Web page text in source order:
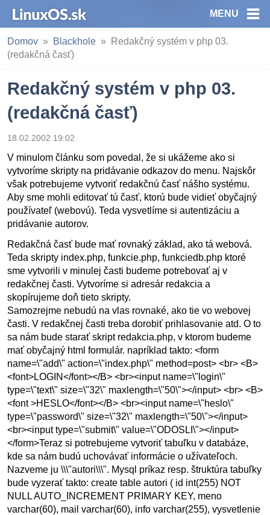
MENU
Domov Blackhole
Redakčný systém v php 03.
(redakčná časť)
Redakčný systém v php 03.
(redakčná časť)
18.02.2002 19:02
V minulom článku som povedal, že si ukážeme ako si
vytvoríme skripty na pridávanie odkazov do menu. Najskôr
však potrebujeme vytvoriť redakčnú časť nášho systému.
Aby sme mohli editovať tú časť, ktorú bude vidieť obyčajný
používateľ (webovú). Teda vysvetlíme si autentizáciu a
pridávanie autorov.
Redakčná časť bude mať rovnaký základ, ako tá webová.
Teda skripty index.php, funkcie.php, funkciedb.php ktoré
sme vytvorili v minulej časti budeme potrebovať aj v
redakčnej časti. Vytvoríme si adresár redakcia a
skopírujeme doň tieto skripty.
Samozrejme nebudú na vlas rovnaké, ako tie vo webovej
časti. V redakčnej časti treba dorobiť prihlasovanie atd. O to
sa nám bude starať skript redakcia.php, v ktorom budeme
mať obyčajný html formulár. napríklad takto: <form
name=\"add\" action=\"index.php\" method=post> <br> <B>
<font>LOGIN</font></B> <br><input name=\"login\"
type=\"text\" size=\"32\" maxlength=\"50\"></input> <br> <B>
<font >HESLO</font></B> <br><input name=\"heslo\"
type=\"password\" size=\"32\" maxlength=\"50\"></input>
<br><input type=\"submit\" value=\"ODOSLI\"></input>
</form>Teraz si potrebujeme vytvoriť tabuľku v databáze,
kde sa nám budú uchovávať informácie o užívateľoch.
Nazveme ju \\\"autori\\\". Mysql príkaz resp. štruktúra tabuľky
bude vyzerať takto: create table autori ( id int(255) NOT
NULL AUTO_INCREMENT PRIMARY KEY, meno
varchar(60), mail varchar(60), info varchar(255), vysvetlenie